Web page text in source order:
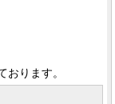
ります。